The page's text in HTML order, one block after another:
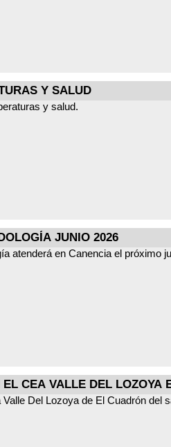
Y SALUD
y salud.
JUNIO 2026
atenderá en Canencia el próximo
CEA VALLE DEL LOZOYA
Del Lozoya de El Cuadrón del